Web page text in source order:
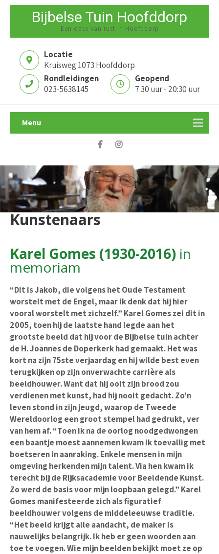
Bijbelse Tuin Hoofddorp
Een oase van rust in Hoofddorp
Locatie
Kruisweg 1073 Hoofddorp
Rondleidingen
023-5638145
Geopend
7:30 uur - 20:30 uur
Menu
Kunstenaars
Karel Gomes (1930-2016) in
memoriam
“Dit is Jakob, die volgens het Oude Testament
worstelt met de Engel, maar ik denk dat hij hier
vooral worstelt met zichzelf.” Karel Gomes zei dit in
2005, toen hij de laatste hand legde aan het
grootste beeld dat hij voor de Bijbelse tuin achter
de H. Joannes de Doperkerk had gemaakt. Het was
kort na zijn 75ste verjaardag en hij wilde best even
terugkijken op zijn onverwachte carrière als
beeldhouwer. Want dat hij ooit zijn brood zou
verdienen met kunst, had hij nooit gedacht. Zo’n
leven stond in zijn jeugd, waarop de Tweede
Wereldoorlog een groot stempel had gedrukt, ver
van hem af. “Toen ik na de oorlog noodgedwongen
een baantje moest aannemen kwam ik toevallig met
boetseren in aanraking. Enkele mensen in mijn
omgeving herkenden mijn talent. Via hen kwam ik
terecht bij de Rijksacademie voor Beeldende Kunst.
Zo werd de basis voor mijn loopbaan gelegd.” Karel
Gomes manifesteerde zich als figuratief
beeldhouwer volgens de middeleeuwse traditie.
“Het beeld krijgt alle aandacht, de maker is
nauwelijks belangrijk. Ik heb er geen woorden aan
toe te voegen. Wie mijn beelden bekijkt moet ze op